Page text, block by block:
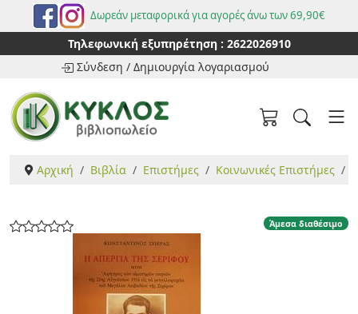
Δωρεάν μεταφορικά για αγορές άνω των 69,90€
Τηλεφωνική εξυπηρέτηση : 2622026910
Σύνδεση / Δημιουργία λογαριασμού
Αρχική Βιβλία Επιστήμες Κοινωνικές Επιστήμες
Άμεσα διαθέσιμο